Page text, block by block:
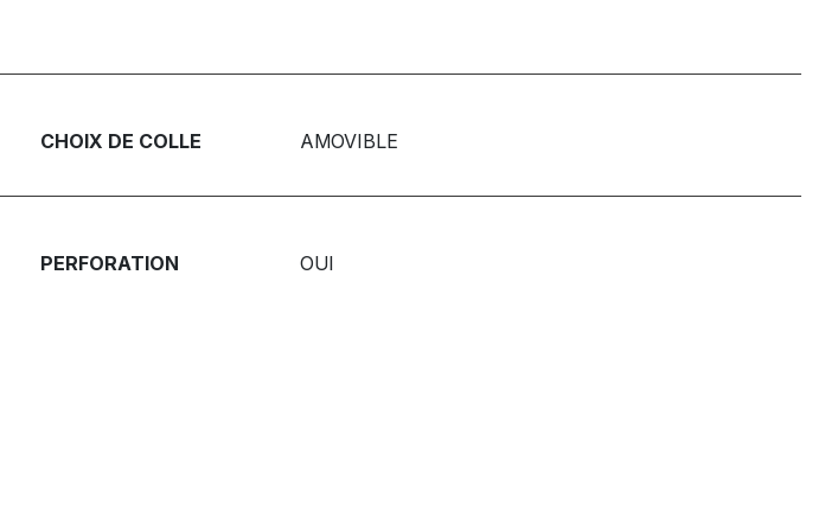
CHOIX DE COLLE AMOVIBLE
PERFORATION OUI